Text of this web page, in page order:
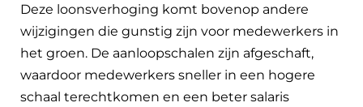
Deze loonsverhoging komt bovenop andere
wijzigingen die gunstig zijn voor medewerkers in
het groen. De aanloopschalen zijn afgeschaft,
waardoor medewerkers sneller in een hogere
schaal terechtkomen en een beter salaris